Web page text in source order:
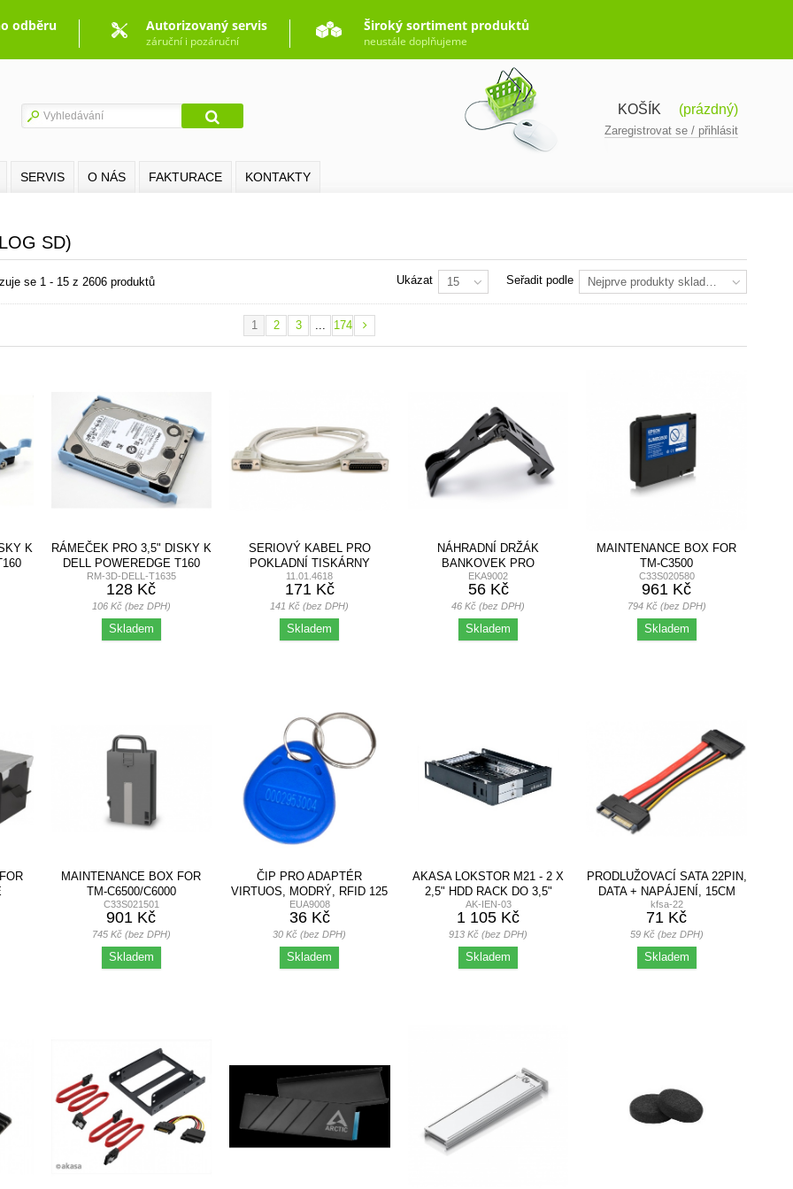
odběru Autorizovaný servis
záruční i pozáruční
Široký sortiment produktů
neustále doplňujeme
KOŠÍK (prázdný)
Zaregistrovat se / přihlásit
SERVIS O NÁS FAKTURACE KONTAKTY
SD)
se 1 - 15 z 2606 produktů Seřadit podle Nejprve produkty skladem
Ukázat 15
1 2 3 ... 174
K
RÁMEČEK PRO 3,5" DISKY K
DELL POWEREDGE T160
RM-3D-DELL-T1635
128 Kč
106 Kč (bez DPH)
Skladem
SERIOVÝ KABEL PRO
POKLADNÍ TISKÁRNY
9F/25M 1,8M
11.01.4618
171 Kč
141 Kč (bez DPH)
Skladem
NÁHRADNÍ DRŽÁK
BANKOVEK PRO
C410/C420/C430
EKA9002
56 Kč
46 Kč (bez DPH)
Skladem
MAINTENANCE BOX FOR
TM-C3500
C33S020580
961 Kč
794 Kč (bez DPH)
Skladem
MAINTENANCE BOX FOR
TM-C6500/C6000
C33S021501
901 Kč
745 Kč (bez DPH)
Skladem
ČIP PRO ADAPTÉR
VIRTUOS, MODRÝ, RFID 125
KHZ
EUA9008
36 Kč
30 Kč (bez DPH)
Skladem
AKASA LOKSTOR M21 - 2 X
2,5" HDD RACK DO 3,5"
AK-IEN-03
1 105 Kč
913 Kč (bez DPH)
Skladem
PRODLUŽOVACÍ SATA 22PIN,
DATA + NAPÁJENÍ, 15CM
kfsa-22
71 Kč
59 Kč (bez DPH)
Skladem